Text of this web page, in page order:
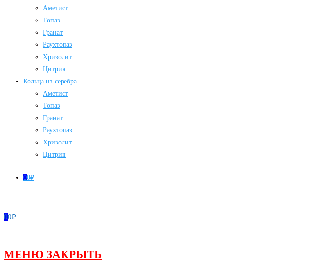
Аметист
Топаз
Гранат
Раухтопаз
Хризолит
Цитрин
Кольца из серебра
Аметист
Топаз
Гранат
Раухтопаз
Хризолит
Цитрин
00₽
00₽
МЕНЮ ЗАКРЫТЬ